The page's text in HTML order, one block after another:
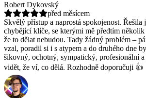
Robert Dykovský
před měsícem
Skvělý přístup a naprostá spokojenost. Řešila
chybějící klíče, se kterými mě předtím
že to dělat nebudou. Tady žádný problém –
vzal, poradil si i s atypem a do druhého dne
šikovný, ochotný, sympatický, profesionální
vidět, že ví, co dělá. Rozhodně doporučuji 👍